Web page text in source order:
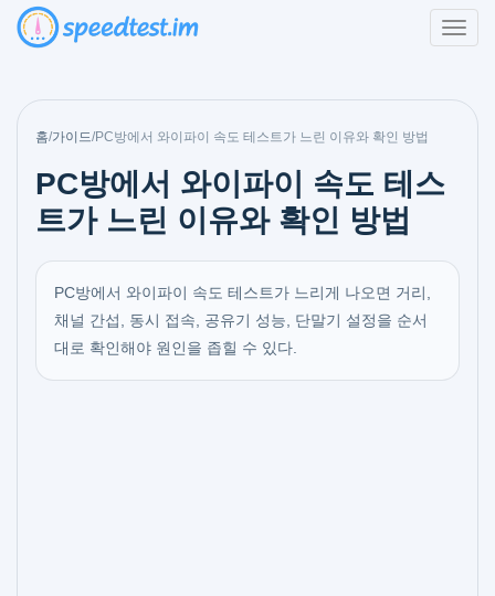
홈/가이드/PC방에서 와이파이 속도 테스트가 느린 이유와 확인 방법
PC방에서 와이파이 속도 테스
트가 느린 이유와 확인 방법
PC방에서 와이파이 속도 테스트가 느리게 나오면 거리,
채널 간섭, 동시 접속, 공유기 성능, 단말기 설정을 순서
대로 확인해야 원인을 좁힐 수 있다.